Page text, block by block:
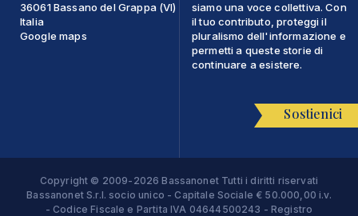
36061 Bassano del Grappa (VI)
Italia
Google maps
siamo una voce collettiva. Con
il tuo contributo, proteggi il
pluralismo dell'informazione e
permetti a queste storie di
continuare a esistere.
Sostienici
Copyright © 2009-2026 Bassanonet Tutti i diritti riservati
Bassanonet S.r.l. socio unico - Capitale Sociale € 50.000,00 i.v.
- Codice Fiscale e Partita IVA 04644500243 - Registro